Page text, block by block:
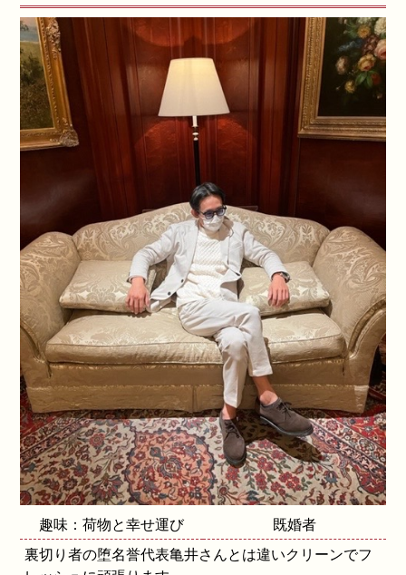
趣味：荷物と幸せ運び
既婚者
裏切り者の堕名誉代表亀井さんとは違いクリーンでフ